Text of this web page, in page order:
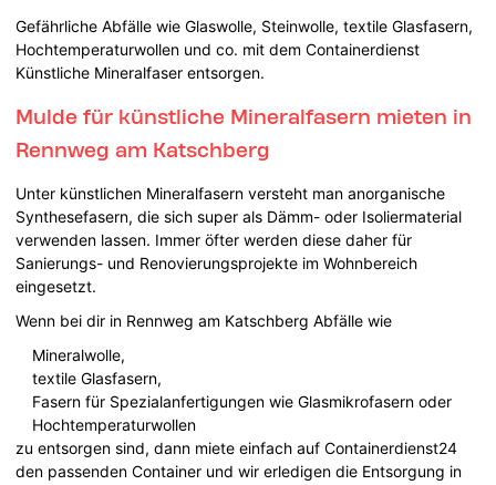
Gefährliche Abfälle wie Glaswolle, Steinwolle, textile Glasfasern,
Hochtemperaturwollen und co. mit dem Containerdienst
Künstliche Mineralfaser entsorgen.
Mulde für künstliche Mineralfasern mieten in
Rennweg am Katschberg
Unter künstlichen Mineralfasern versteht man anorganische
Synthesefasern, die sich super als Dämm- oder Isoliermaterial
verwenden lassen. Immer öfter werden diese daher für
Sanierungs- und Renovierungsprojekte im Wohnbereich
eingesetzt.
Wenn bei dir in Rennweg am Katschberg Abfälle wie
Mineralwolle,
textile Glasfasern,
Fasern für Spezialanfertigungen wie Glasmikrofasern oder
Hochtemperaturwollen
zu entsorgen sind, dann miete einfach auf Containerdienst24
den passenden Container und wir erledigen die Entsorgung in